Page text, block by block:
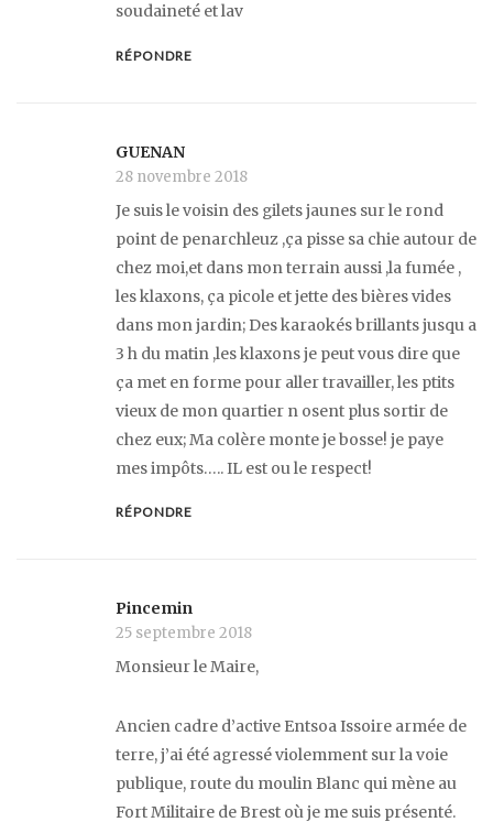
soudaineté et lav
RÉPONDRE
GUENAN
28 novembre 2018
Je suis le voisin des gilets jaunes sur le rond
point de penarchleuz ,ça pisse sa chie autour de
chez moi,et dans mon terrain aussi ,la fumée ,
les klaxons, ça picole et jette des bières vides
dans mon jardin; Des karaokés brillants jusqu a
3 h du matin ,les klaxons je peut vous dire que
ça met en forme pour aller travailler, les ptits
vieux de mon quartier n osent plus sortir de
chez eux; Ma colère monte je bosse! je paye
mes impôts….. IL est ou le respect!
RÉPONDRE
Pincemin
25 septembre 2018
Monsieur le Maire,
Ancien cadre d’active Entsoa Issoire armée de
terre, j’ai été agressé violemment sur la voie
publique, route du moulin Blanc qui mène au
Fort Militaire de Brest où je me suis présenté.